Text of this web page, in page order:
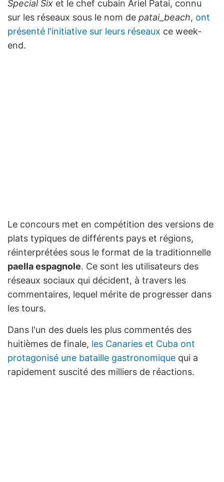
Special Six et le chef cubain Ariel Patai, connu
sur les réseaux sous le nom de patai_beach, ont
présenté l'initiative sur leurs réseaux ce week-
end.
Le concours met en compétition des versions de
plats typiques de différents pays et régions,
réinterprétées sous le format de la traditionnelle
paella espagnole. Ce sont les utilisateurs des
réseaux sociaux qui décident, à travers les
commentaires, lequel mérite de progresser dans
les tours.
Dans l'un des duels les plus commentés des
huitièmes de finale, les Canaries et Cuba ont
protagonisé une bataille gastronomique qui a
rapidement suscité des milliers de réactions.